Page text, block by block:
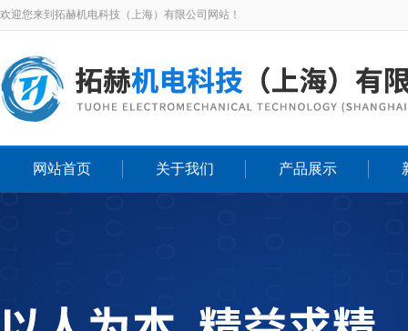
欢迎您来到拓赫机电科技（上海）有限公司网站！
网站首页 关于我们 产品展示